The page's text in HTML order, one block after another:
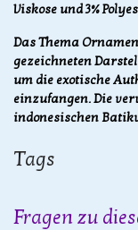
Viskose und 3%
Das Thema
gezeichneten
um die exotische
einzufangen. Die
indonesischen
Tags
Fragen zu